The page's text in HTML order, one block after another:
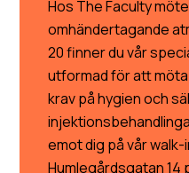
Hos The Faculty
omhändertagande
20 finner du vår
utformad för att
krav på hygien och
emot dig på vår walk-
Humlegårdsgatan 14